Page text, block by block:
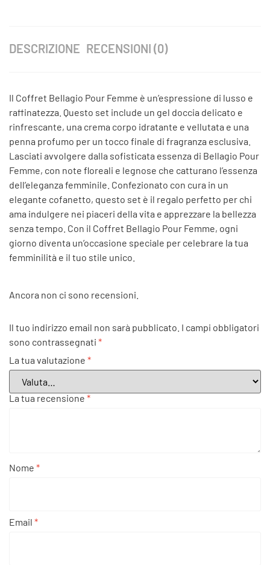
DESCRIZIONE RECENSIONI (0)
Il Coffret Bellagio Pour Femme è un’espressione di lusso e
raffinatezza. Questo set include un gel doccia delicato e
rinfrescante, una crema corpo idratante e vellutata e una
penna profumo per un tocco finale di fragranza esclusiva.
Lasciati avvolgere dalla sofisticata essenza di Bellagio Pour
Femme, con note floreali e legnose che catturano l’essenza
dell’eleganza femminile. Confezionato con cura in un
elegante cofanetto, questo set è il regalo perfetto per chi
ama indulgere nei piaceri della vita e apprezzare la bellezza
senza tempo. Con il Coffret Bellagio Pour Femme, ogni
giorno diventa un’occasione speciale per celebrare la tua
femminilità e il tuo stile unico.
Ancora non ci sono recensioni.
Il tuo indirizzo email non sarà pubblicato. I campi obbligatori
sono contrassegnati *
La tua valutazione *
La tua recensione *
Nome *
Email *